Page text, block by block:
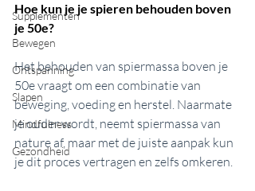
Supplementen
Bewegen
Ontspanning
Slapen
Mindfulness
Gezondheid
Hoe kun je je spieren behouden boven
je 50e?
Het behouden van spiermassa boven je
50e vraagt om een combinatie van
beweging, voeding en herstel. Naarmate
je ouder wordt, neemt spiermassa van
nature af, maar met de juiste aanpak kun
je dit proces vertragen en zelfs omkeren.